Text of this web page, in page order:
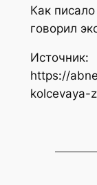
Как
говорил
Источник:
https://
kolcevaya-